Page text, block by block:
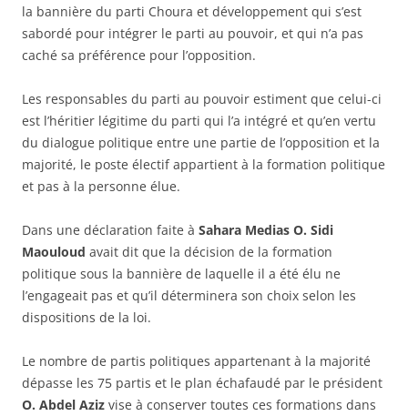
la bannière du parti Choura et développement qui s’est
sabordé pour intégrer le parti au pouvoir, et qui n’a pas
caché sa préférence pour l’opposition.
Les responsables du parti au pouvoir estiment que celui-ci
est l’héritier légitime du parti qui l’a intégré et qu’en vertu
du dialogue politique entre une partie de l’opposition et la
majorité, le poste électif appartient à la formation politique
et pas à la personne élue.
Dans une déclaration faite à Sahara Medias O. Sidi
Maouloud avait dit que la décision de la formation
politique sous la bannière de laquelle il a été élu ne
l’engageait pas et qu’il déterminera son choix selon les
dispositions de la loi.
Le nombre de partis politiques appartenant à la majorité
dépasse les 75 partis et le plan échafaudé par le président
O. Abdel Aziz vise à conserver toutes ces formations dans